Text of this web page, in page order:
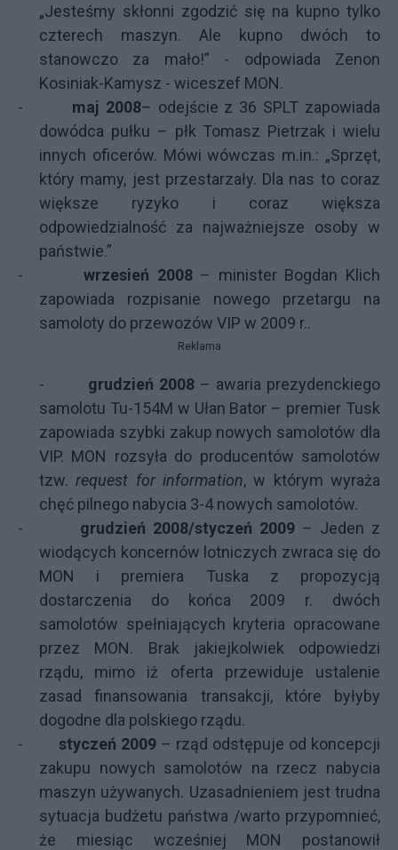
„Jesteśmy skłonni zgodzić się na kupno tylko
czterech maszyn. Ale kupno dwóch to
stanowczo za mało!” - odpowiada Zenon
Kosiniak-Kamysz - wiceszef MON.
-
maj 2008– odejście z 36 SPLT zapowiada
dowódca pułku – płk Tomasz Pietrzak i wielu
innych oficerów. Mówi wówczas m.in.: „Sprzęt,
który mamy, jest przestarzały. Dla nas to coraz
większe ryzyko i coraz większa
odpowiedzialność za najważniejsze osoby w
państwie.”
-
wrzesień 2008– minister Bogdan Klich
zapowiada rozpisanie nowego przetargu na
samoloty do przewozów VIP w 2009 r..
Reklama
- grudzień 2008– awaria prezydenckiego
samolotu Tu-154M w Ułan Bator – premier Tusk
zapowiada szybki zakup nowych samolotów dla
VIP. MON rozsyła do producentów samolotów
tzw.request for information, w którym wyraża
chęć pilnego nabycia 3-4 nowych samolotów.
-
grudzień 2008/styczeń 2009 – Jeden z
wiodących koncernów lotniczych zwraca się do
MON i premiera Tuska z propozycją
dostarczenia do końca 2009 r. dwóch
samolotów spełniających kryteria opracowane
przez MON. Brak jakiejkolwiek odpowiedzi
rządu, mimo iż
oferta przewiduje ustalenie
zasad finansowania transakcji, które byłyby
dogodne dla polskiego rządu.
-
styczeń 2009 – rząd odstępuje od koncepcji
zakupu nowych samolotów na rzecz nabycia
maszyn używanych. Uzasadnieniem jest trudna
sytuacja budżetu państwa /warto przypomnieć,
że miesiąc wcześniej MON postanowił